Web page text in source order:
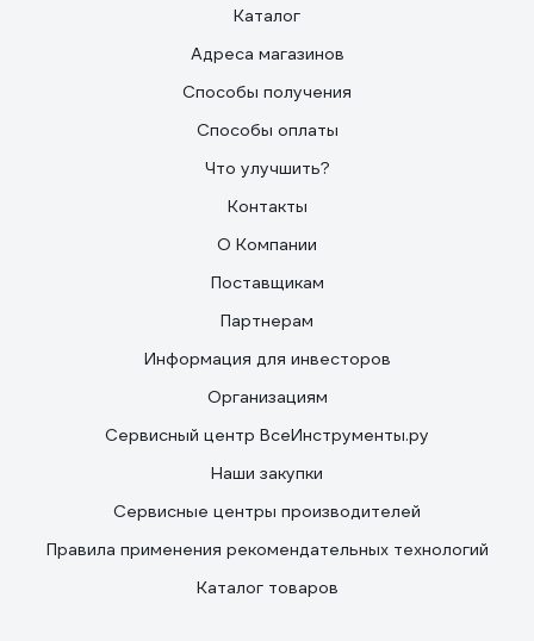
Каталог
Адреса магазинов
Способы получения
Способы оплаты
Что улучшить?
Контакты
О Компании
Поставщикам
Партнерам
Информация для инвесторов
Организациям
Сервисный центр ВсеИнструменты.ру
Наши закупки
Сервисные центры производителей
Правила применения рекомендательных технологий
Каталог товаров